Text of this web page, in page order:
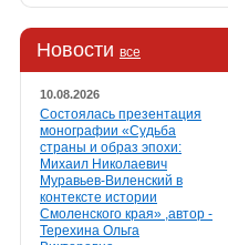
Новости все
10.08.2026
Состоялась презентация
монографии «Судьба
страны и образ эпохи:
Михаил Николаевич
Муравьев-Виленский в
контексте истории
Смоленского края» ,автор -
Терехина Ольга